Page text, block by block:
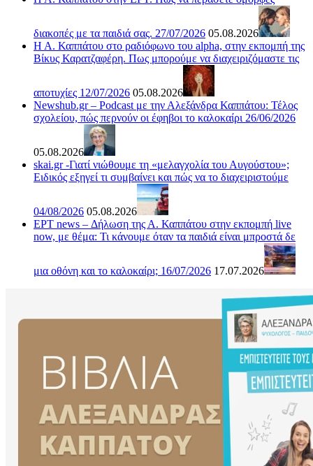
διακοπές με τα παιδιά σας. 27/07/2026 05.08.2026
Η Α. Καππάτου στο ραδιόφωνο του alpha, στην εκπομπή της
Βίκυς Καρατζαφέρη. Πως μπορούμε να διαχειριζόμαστε τις
αποτυχίες 12/07/2026 05.08.2026
Newshub.gr – Podcast με την Αλεξάνδρα Καππάτου: Τέλος
σχολείου, πώς περνούν οι έφηβοι το καλοκαίρι 26/06/2026
05.08.2026
skai.gr -Γιατί νιώθουμε τη «μελαγχολία του Αυγούστου»;
Ειδικός εξηγεί τι συμβαίνει και πώς να το διαχειριστούμε
04/08/2026 05.08.2026
ΕΡΤ news – Δήλωση της Α. Καππάτου στην εκπομπή live
now, με θέμα: Τι κάνουμε όταν τα παιδιά είναι μπροστά δε
μια οθόνη και το καλοκαίρι; 16/07/2026 17.07.2026